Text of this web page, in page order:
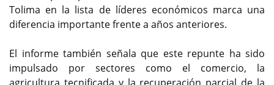
Tolima en la lista de líderes económicos marca una
diferencia importante frente a años anteriores.
El informe también señala que este repunte ha sido
impulsado por sectores como el comercio, la